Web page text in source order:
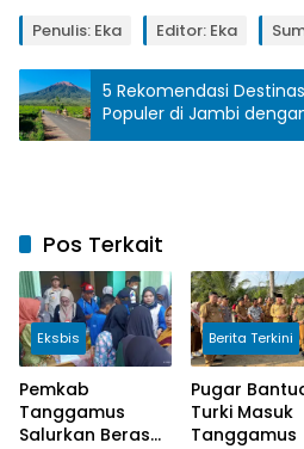
Penulis: Eka Editor: Eka
5 Rekomendasi
Populer di Jambi
Memukau
Pos Terkait
Eksbis
Pemkab
Tanggamus
Salurkan Beras
Berita Terkini
Pugar
Turki Masuk
Tanggamus